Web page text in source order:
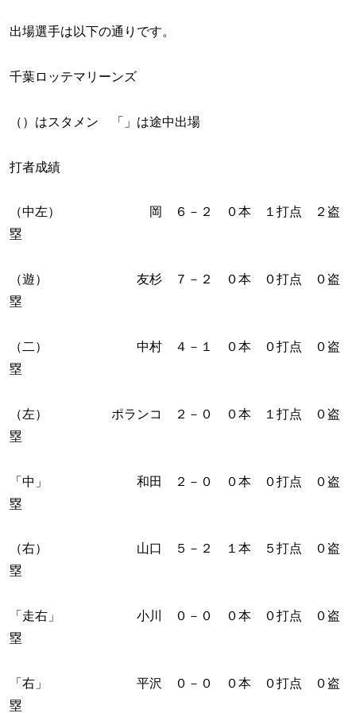
出場選手は以下の通りです。
千葉ロッテマリーンズ
（）はスタメン 「」は途中出場
打者成績
（中左） 岡 ６－２ ０本 １打点 ２盗
塁
（遊） 友杉 ７－２ ０本 ０打点 ０盗
塁
（二） 中村 ４－１ ０本 ０打点 ０盗
塁
（左） ポランコ ２－０ ０本 １打点 ０盗
塁
「中」 和田 ２－０ ０本 ０打点 ０盗
塁
（右） 山口 ５－２ １本 ５打点 ０盗
塁
「走右」 小川 ０－０ ０本 ０打点 ０盗
塁
「右」 平沢 ０－０ ０本 ０打点 ０盗
塁